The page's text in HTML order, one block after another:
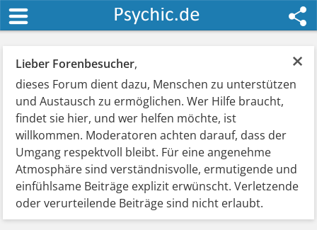
×
Lieber Forenbesucher,
dieses Forum dient dazu, Menschen zu unterstützen
und Austausch zu ermöglichen. Wer Hilfe braucht,
findet sie hier, und wer helfen möchte, ist
willkommen. Moderatoren achten darauf, dass der
Umgang respektvoll bleibt. Für eine angenehme
Atmosphäre sind verständnisvolle, ermutigende und
einfühlsame Beiträge explizit erwünscht. Verletzende
oder verurteilende Beiträge sind nicht erlaubt.